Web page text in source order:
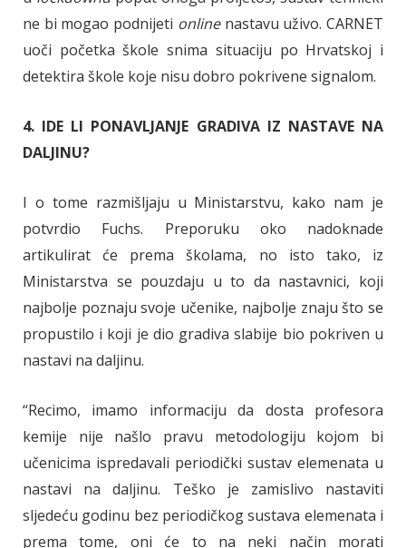
ne bi mogao podnijeti onlinenastavu uživo. CARNET
uoči početka škole snima situaciju po Hrvatskoj i
detektira škole koje nisu dobro pokrivene signalom.
4. IDE LI PONAVLJANJE GRADIVA IZ NASTAVE NA
DALJINU?
I o tome razmišljaju u Ministarstvu, kako nam je
potvrdio Fuchs. Preporuku oko nadoknade
artikulirat će prema školama, no isto tako, iz
Ministarstva se pouzdaju u to da nastavnici, koji
najbolje poznaju svoje učenike, najbolje znaju što se
propustilo i koji je dio gradiva slabije bio pokriven u
nastavi na daljinu.
“Recimo, imamo informaciju da dosta profesora
kemije nije našlo pravu metodologiju kojom bi
učenicima ispredavali periodički sustav elemenata u
nastavi na daljinu. Teško je zamislivo nastaviti
sljedeću godinu bez periodičkog sustava elemenata i
prema tome, oni će to na neki način morati